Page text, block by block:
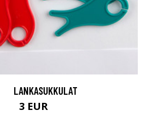
LANKASUKKULAT
3 EUR